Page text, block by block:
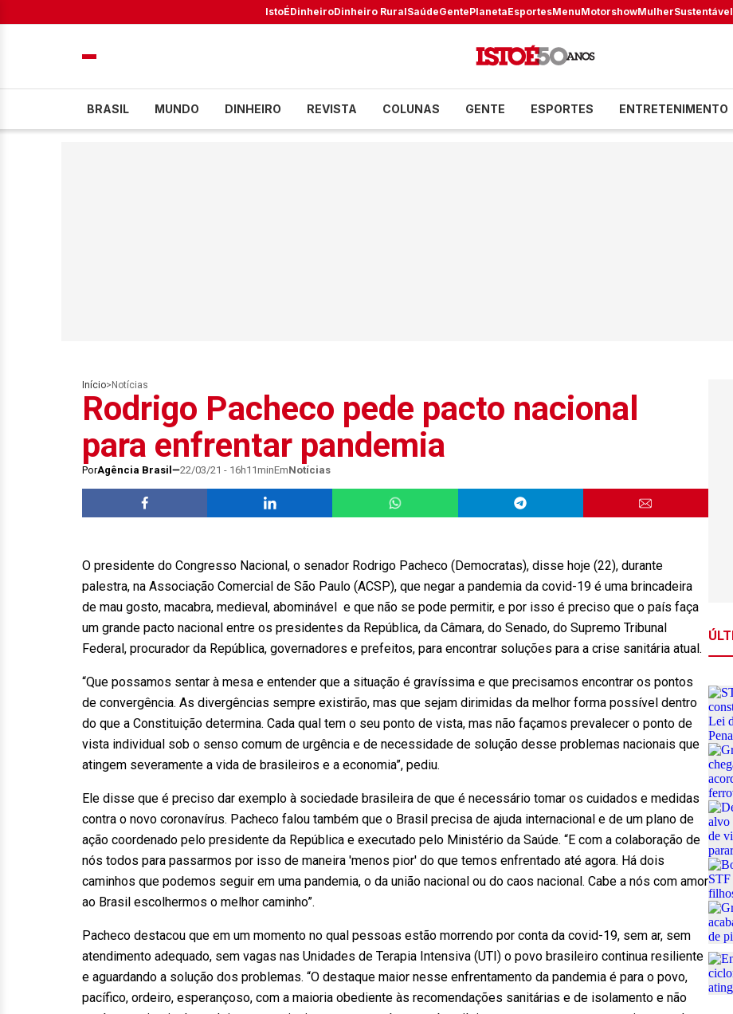
IstoÉDinheiroDinheiro RuralSaúdeGentePlanetaEsportesMenuMotorshowMulherSustentável
BRASIL MUNDO DINHEIRO REVISTA COLUNAS GENTE ESPORTES ENTRETENIMENTO
Início> Notícias
Rodrigo Pacheco pede pacto nacional
para enfrentar pandemia
PorAgência Brasil 22/03/21 - 16h11minEmNotícias
O presidente do Congresso Nacional, o senador Rodrigo Pacheco (Democratas), disse hoje (22), durante
palestra, na Associação Comercial de São Paulo (ACSP), que negar a pandemia da covid-19 é uma brincadeira
de mau gosto, macabra, medieval, abominável e que não se pode permitir, e por isso é preciso que o país faça
um grande pacto nacional entre os presidentes da República, da Câmara, do Senado, do Supremo Tribunal
Federal, procurador da República, governadores e prefeitos, para encontrar soluções para a crise sanitária atual.
“Que possamos sentar à mesa e entender que a situação é gravíssima e que precisamos encontrar os pontos
de convergência. As divergências sempre existirão, mas que sejam dirimidas da melhor forma possível dentro
do que a Constituição determina. Cada qual tem o seu ponto de vista, mas não façamos prevalecer o ponto de
vista individual sob o senso comum de urgência e de necessidade de solução desse problemas nacionais que
atingem severamente a vida de brasileiros e a economia”, pediu.
Ele disse que é preciso dar exemplo à sociedade brasileira de que é necessário tomar os cuidados e medidas
contra o novo coronavírus. Pacheco falou também que o Brasil precisa de ajuda internacional e de um plano de
ação coordenado pelo presidente da República e executado pelo Ministério da Saúde. “E com a colaboração de
nós todos para passarmos por isso de maneira 'menos pior' do que temos enfrentado até agora. Há dois
caminhos que podemos seguir em uma pandemia, o da união nacional ou do caos nacional. Cabe a nós com amor
ao Brasil escolhermos o melhor caminho”.
Pacheco destacou que em um momento no qual pessoas estão morrendo por conta da covid-19, sem ar, sem
atendimento adequado, sem vagas nas Unidades de Terapia Intensiva (UTI) o povo brasileiro continua resiliente
e aguardando a solução dos problemas. “O destaque maior nesse enfrentamento da pandemia é para o povo,
pacífico, ordeiro, esperançoso, com a maioria obediente às recomendações sanitárias e de isolamento e não